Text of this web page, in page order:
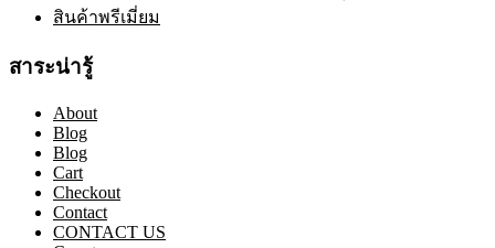
สินค้าพรีเมี่ยม
สาระน่ารู้
About
Blog
Blog
Cart
Checkout
Contact
CONTACT US